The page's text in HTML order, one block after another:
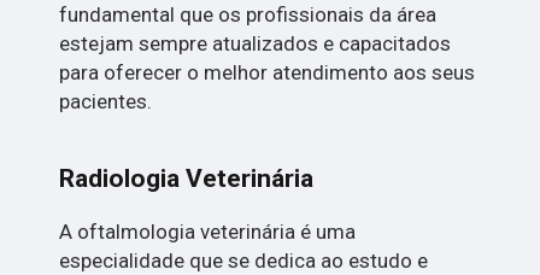
fundamental que os profissionais da área
estejam sempre atualizados e capacitados
para oferecer o melhor atendimento aos seus
pacientes.
Radiologia Veterinária
A oftalmologia veterinária é uma
especialidade que se dedica ao estudo e